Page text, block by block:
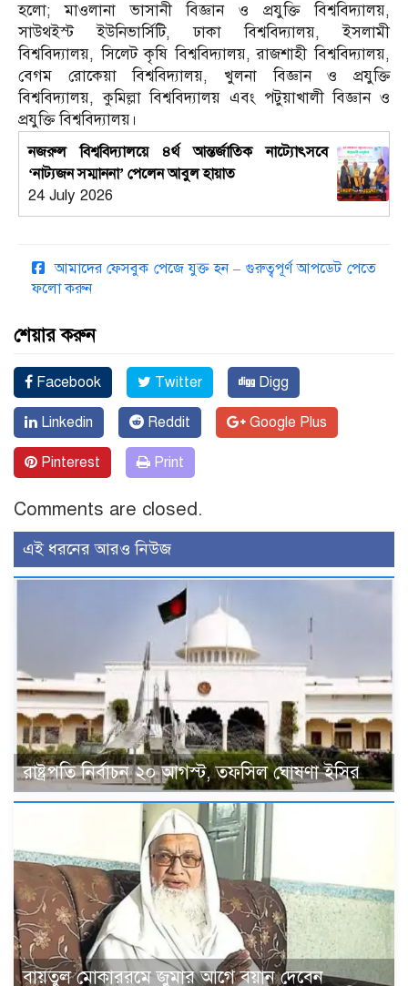
হলো; মাওলানা ভাসানী বিজ্ঞান ও প্রযুক্তি বিশ্ববিদ্যালয়,
সাউথইস্ট ইউনিভার্সিটি, ঢাকা বিশ্ববিদ্যালয়, ইসলামী
বিশ্ববিদ্যালয়, সিলেট কৃষি বিশ্ববিদ্যালয়, রাজশাহী বিশ্ববিদ্যালয়,
বেগম রোকেয়া বিশ্ববিদ্যালয়, খুলনা বিজ্ঞান ও প্রযুক্তি
বিশ্ববিদ্যালয়, কুমিল্লা বিশ্ববিদ্যালয় এবং পটুয়াখালী বিজ্ঞান ও
প্রযুক্তি বিশ্ববিদ্যালয়।
নজরুল বিশ্ববিদ্যালয়ে ৪র্থ আন্তর্জাতিক নাট্যোৎসবে
‘নাট্যজন সম্মাননা’ পেলেন আবুল হায়াত
24 July 2026
আমাদের ফেসবুক পেজে যুক্ত হন – গুরুত্বপূর্ণ আপডেট পেতে
ফলো করুন
শেয়ার করুন
Facebook Twitter Digg
Linkedin Reddit Google Plus
Pinterest Print
Comments are closed.
এই ধরনের আরও নিউজ
রাষ্ট্রপতি নির্বাচন ২০ আগস্ট, তফসিল ঘোষণা ইসির
বায়তুল মোকাররমে জুমার আগে বয়ান দেবেন